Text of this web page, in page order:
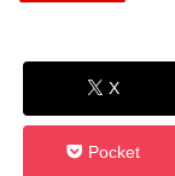
X
Pocket